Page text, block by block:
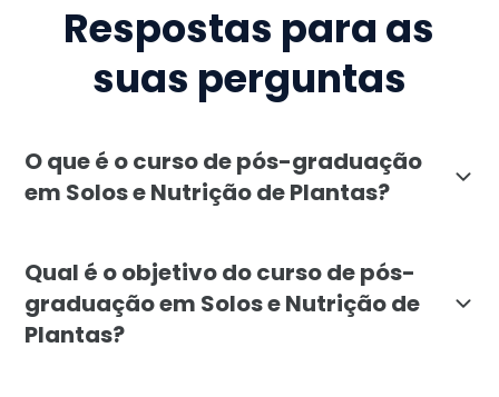
Respostas para as
suas perguntas
O que é o curso de pós-graduação
em Solos e Nutrição de Plantas?
Qual é o objetivo do curso de pós-
graduação em Solos e Nutrição de
Plantas?